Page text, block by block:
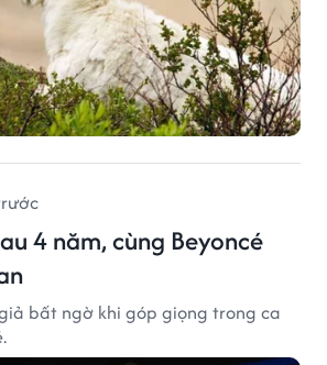
4 năm, cùng Beyoncé
bất ngờ khi góp giọng trong ca